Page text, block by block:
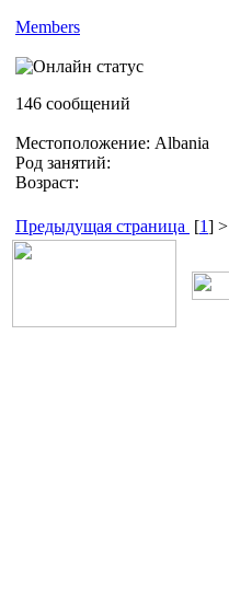
Members
146 сообщений
Местоположение: Albania
Род занятий:
Возраст:
Предыдущая страница [1] >